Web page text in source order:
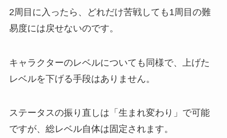
2周目に入ったら、どれだけ苦戦しても1周目の難
易度には戻せないのです。
キャラクターのレベルについても同様で、上げた
レベルを下げる手段はありません。
ステータスの振り直しは「生まれ変わり」で可能
ですが、総レベル自体は固定されます。